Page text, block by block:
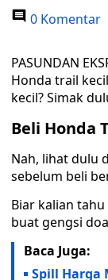
0 Komentar
PASUNDAN
Honda trail
kecil? Simak
Beli Honda
Nah, lihat dulu
sebelum beli
Biar kalian
buat gengsi
Baca Juga:
Spill Harga